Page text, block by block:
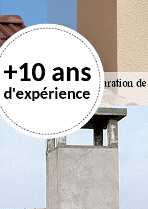
+10 ans
d'expérience